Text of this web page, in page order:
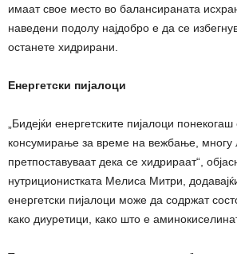
имаат свое место во балансираната
наведени подолу најдобро е да се
останете хидрирани.
Енергетски пијалоци
„Бидејќи енергетските пијалоци
консумирање за време на вежбање, многу
претпоставуваат дека се хидрираат“,
нутриционистката Мелиса Митри,
енергетски пијалоци може да содржат
како диуретици, како што е